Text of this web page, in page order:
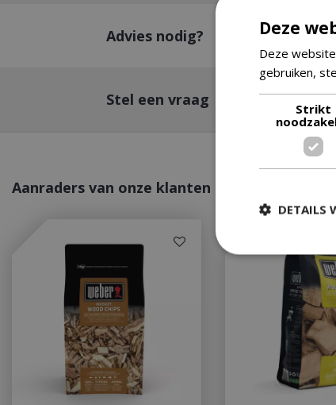
Advies nodig?
Stel een vraag
Aanraders van onze klanten
Deze
Deze
gebruiken,
Strikt
DETAILS
Strikt
Naam
__cf_bm